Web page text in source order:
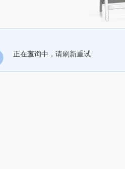
正在查询中，请刷新重试